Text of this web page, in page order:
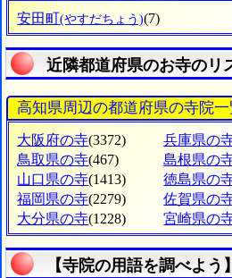
安田町(やすだちょう)(7)
近隣都道府県のお寺のリ
高知県周辺の都道府県の寺院一
大阪府の寺(3372) 兵庫県の
鳥取県の寺(467) 島根県の
山口県の寺(1413) 徳島県の
福岡県の寺(2279) 佐賀県の
大分県の寺(1228) 宮崎県の
【寺院の用語を調べよう